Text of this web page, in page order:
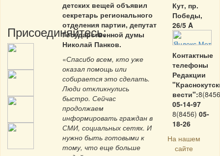
Присоединяйтесь:
детских вещей объявил
секретарь регионального
отделения партии, депутат
Государственной думы
Николай Панков.
«Спасибо всем, кто уже
оказал помощь или
собирается это сделать.
Люди откликнулись
быстро. Сейчас
продолжаем
информировать граждан в
СМИ, социальных сетях. И
нужно быть готовыми к
тому, что еще больше
Кут, пр.
Победы,
26/5 A
Контактные
телефоны
Редакции
вести":
05-14-97
8(8456) 05-
18-26
На нашем
сайте